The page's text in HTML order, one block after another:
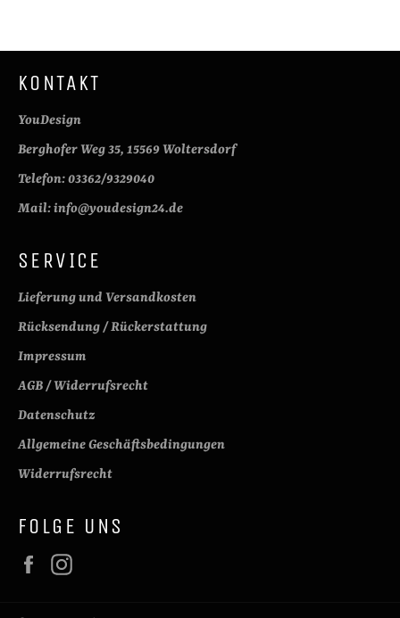
KONTAKT
YouDesign
Berghofer Weg 35, 15569 Woltersdorf
Telefon: 03362/9329040
Mail: info@youdesign24.de
SERVICE
Lieferung und Versandkosten
Rücksendung / Rückerstattung
Impressum
AGB / Widerrufsrecht
Datenschutz
Allgemeine Geschäftsbedingungen
Widerrufsrecht
FOLGE UNS
Facebook